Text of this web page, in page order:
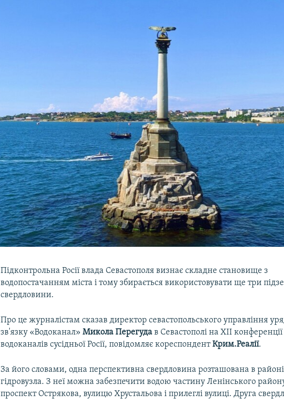
Підконтрольна Росії влада Севастополя визнає складне становище з
водопостачанням міста і тому збирається використовувати ще три
свердловини.
Про це журналістам сказав директор севастопольського управління
зв'язку «Водоканал»Микола Перегуда в Севастополі на XII конференції
водоканалів сусідньої Росії, повідомляє кореспондентКрим.Реалії.
За його словами, одна перспективна свердловина розташована в
гідровузла. З неї можна забезпечити водою частину Ленінського
проспект Острякова, вулицю Хрустальова і прилеглі вулиці. Друга